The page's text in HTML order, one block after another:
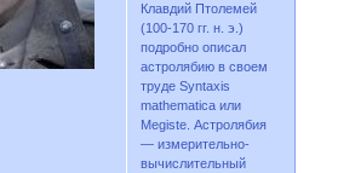
Клавдий Птолемей
(100-170 гг. н. э.)
подробно описал
астролябию в своем
труде Syntaxis
mathematica или
Megiste. Астролябия
— измерительно-
вычислительный